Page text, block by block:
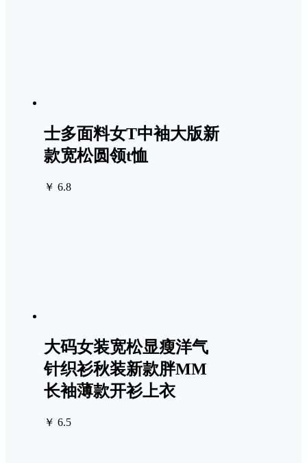
士多面料女T中袖大版新
款宽松圆领t恤
￥ 6.8
大码女装宽松显瘦洋气
针织衫秋装新款胖MM
长袖薄款开衫上衣
￥ 6.5